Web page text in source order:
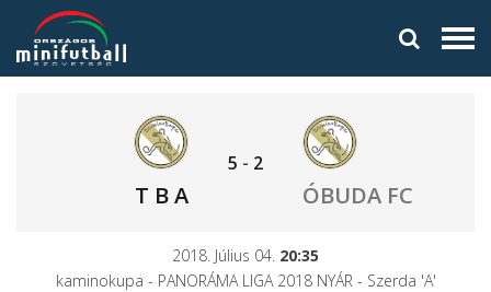
T B A
5 - 2
ÓBUDA FC
2018. Július 04. 20:35
kaminokupa - PANORÁMA LIGA 2018 NYÁR - Szerda 'A'